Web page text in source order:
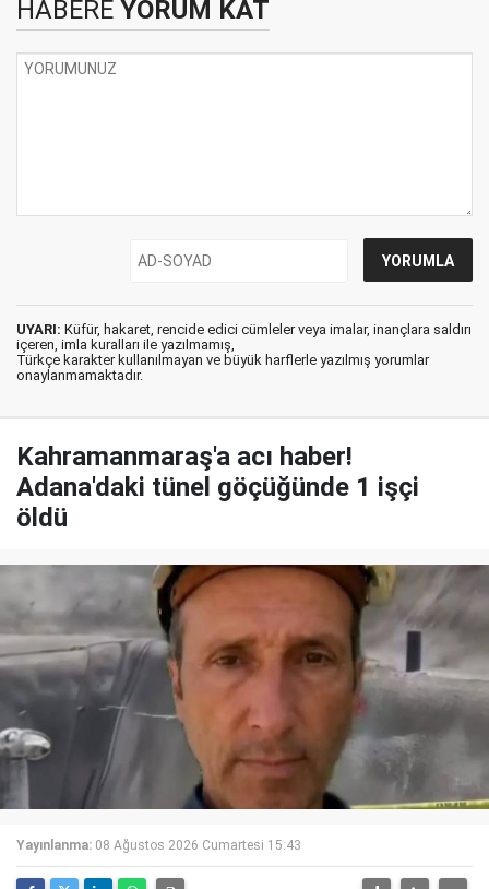
HABERE YORUM KAT
UYARI: Küfür, hakaret, rencide edici cümleler veya imalar, inançlara saldırı
içeren, imla kuralları ile yazılmamış,
Türkçe karakter kullanılmayan ve büyük harflerle yazılmış yorumlar
onaylanmamaktadır.
Kahramanmaraş'a acı haber!
Adana'daki tünel göçüğünde 1 işçi
öldü
Yayınlanma: 08 Ağustos 2026 Cumartesi 15:43